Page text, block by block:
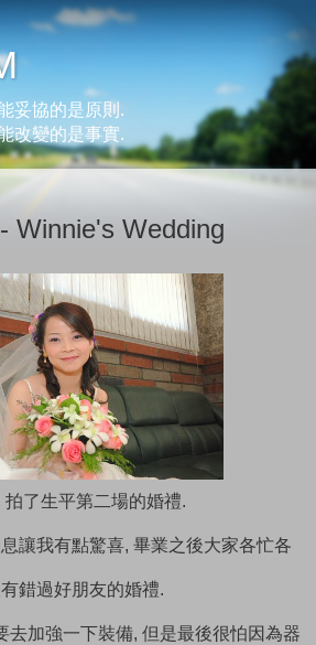
妥協的是原則.
改變的是事實.
Winnie's Wedding
了生平第二場的婚禮.
讓我有點驚喜, 畢業之後大家各忙各
錯過好朋友的婚禮.
去加強一下裝備, 但是最後很怕因為器